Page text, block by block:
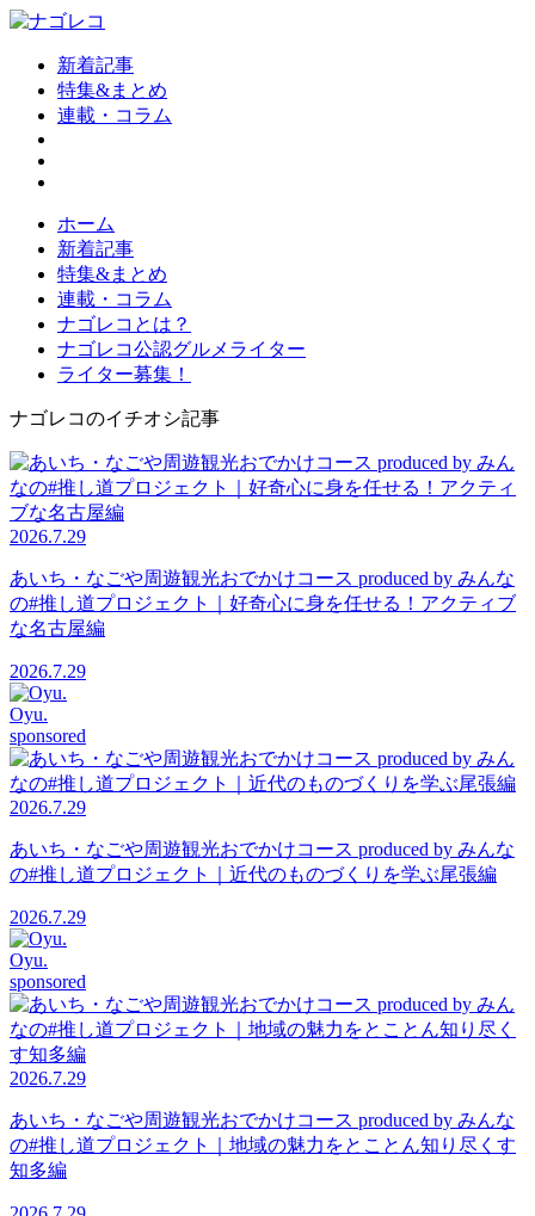
新着記事
特集&まとめ
連載・コラム
ホーム
新着記事
特集&まとめ
連載・コラム
ナゴレコとは？
ナゴレコ公認グルメライター
ライター募集！
ナゴレコのイチオシ記事
2026.7.29
あいち・なごや周遊観光おでかけコース produced by みんな
の#推し道プロジェクト｜好奇心に身を任せる！アクティブ
な名古屋編
2026.7.29
Oyu.
sponsored
2026.7.29
あいち・なごや周遊観光おでかけコース produced by みんな
の#推し道プロジェクト｜近代のものづくりを学ぶ尾張編
2026.7.29
Oyu.
sponsored
2026.7.29
あいち・なごや周遊観光おでかけコース produced by みんな
の#推し道プロジェクト｜地域の魅力をとことん知り尽くす
知多編